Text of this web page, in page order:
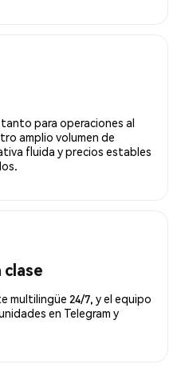
para operaciones al
amplio volumen de
fluida y precios estables
multilingüe 24/7, y el equipo
en Telegram y